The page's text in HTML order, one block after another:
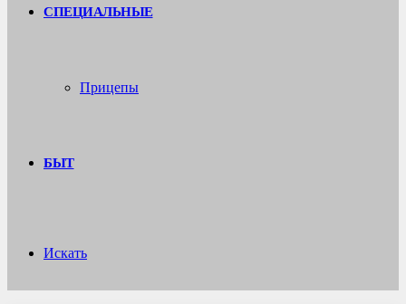
СПЕЦИАЛЬНЫЕ
Прицепы
БЫТ
Искать